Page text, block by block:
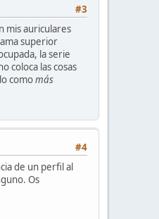
#3
mis auriculares
superior
la serie
coloca las cosas
comomás
#4
de un perfil al
Os